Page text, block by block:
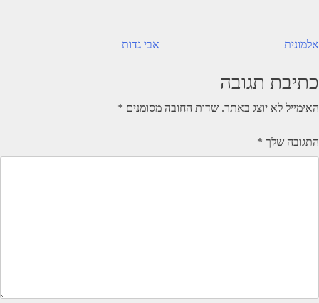
ניווט אבי גדות אלמונית
כתיבת תגובה
האימייל לא יוצג באתר. שדות החובה מסומנים *
התגובה שלך *